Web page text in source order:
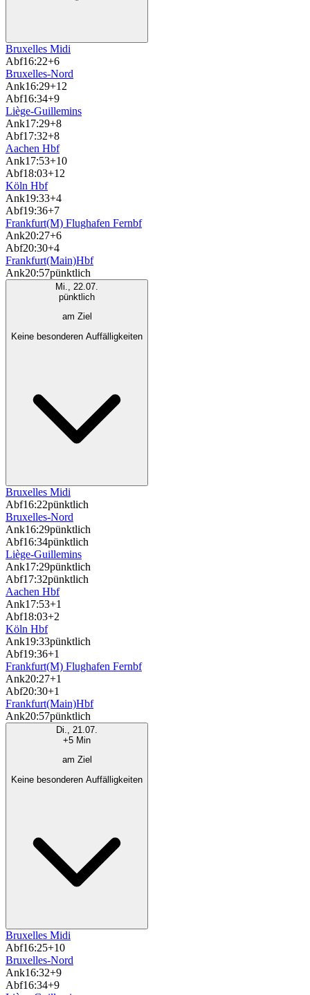
Bruxelles Midi
Abf16:22+6
Bruxelles-Nord
Ank16:29+12
Abf16:34+9
Liège-Guillemins
Ank17:29+8
Abf17:32+8
Aachen Hbf
Ank17:53+10
Abf18:03+12
Köln Hbf
Ank19:33+4
Abf19:36+7
Frankfurt(M) Flughafen Fernbf
Ank20:27+6
Abf20:30+4
Frankfurt(Main)Hbf
Ank20:57pünktlich
Mi., 22.07.
pünktlich
am Ziel
Keine besonderen Auffälligkeiten
Bruxelles Midi
Abf16:22pünktlich
Bruxelles-Nord
Ank16:29pünktlich
Abf16:34pünktlich
Liège-Guillemins
Ank17:29pünktlich
Abf17:32pünktlich
Aachen Hbf
Ank17:53+1
Abf18:03+2
Köln Hbf
Ank19:33pünktlich
Abf19:36+1
Frankfurt(M) Flughafen Fernbf
Ank20:27+1
Abf20:30+1
Frankfurt(Main)Hbf
Ank20:57pünktlich
Di., 21.07.
+5 Min
am Ziel
Keine besonderen Auffälligkeiten
Bruxelles Midi
Abf16:25+10
Bruxelles-Nord
Ank16:32+9
Abf16:34+9